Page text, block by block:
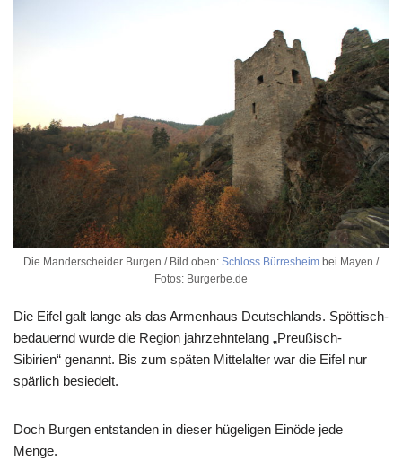
Die Manderscheider Burgen / Bild oben: Schloss Bürresheim bei Mayen /
Fotos: Burgerbe.de
Die Eifel galt lange als das Armenhaus Deutschlands. Spöttisch-
bedauernd wurde die Region jahrzehntelang „Preußisch-
Sibirien“ genannt. Bis zum späten Mittelalter war die Eifel nur
spärlich besiedelt.
Doch Burgen entstanden in dieser hügeligen Einöde jede
Menge.